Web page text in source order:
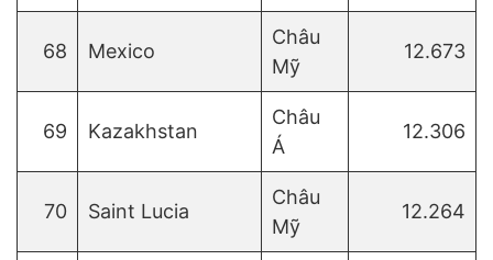
68 Mexico
Châu
Mỹ
12.673
69 Kazakhstan
Châu
Á
12.306
70 Saint Lucia
Châu
Mỹ
12.264